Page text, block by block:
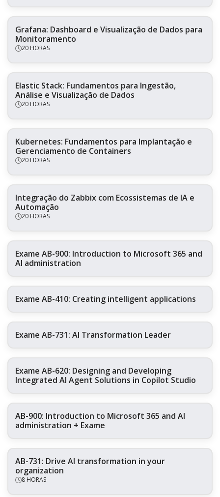
Grafana: Dashboard e Visualização de Dados para
Monitoramento
20 HORAS
Elastic Stack: Fundamentos para Ingestão,
Análise e Visualização de Dados
20 HORAS
Kubernetes: Fundamentos para Implantação e
Gerenciamento de Containers
20 HORAS
Integração do Zabbix com Ecossistemas de IA e
Automação
20 HORAS
Exame AB-900: Introduction to Microsoft 365 and
AI administration
Exame AB-410: Creating intelligent applications
Exame AB-731: AI Transformation Leader
Exame AB-620: Designing and Developing
Integrated AI Agent Solutions in Copilot Studio
AB-900: Introduction to Microsoft 365 and AI
administration + Exame
AB-731: Drive AI transformation in your
organization
8 HORAS